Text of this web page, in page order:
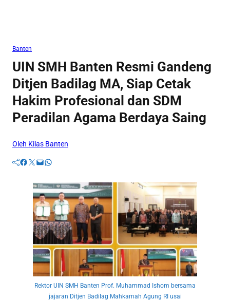
Banten
UIN SMH Banten Resmi Gandeng
Ditjen Badilag MA, Siap Cetak
Hakim Profesional dan SDM
Peradilan Agama Berdaya Saing
Oleh Kilas Banten
Facebook Twitter Mail WhatsApp
Rektor UIN SMH Banten Prof. Muhammad Ishom bersama
jajaran Ditjen Badilag Mahkamah Agung RI usai